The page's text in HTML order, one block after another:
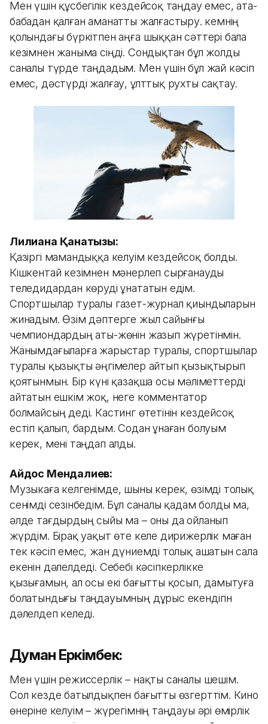
Мен үшін құсбегілік кездейсоқ таңдау емес, ата-
бабадан қалған аманатты жалғастыру. Әкемнің
қолындағы бүркітпен аңға шыққан сәттері бала
кезімнен жаныма сіңді. Сондықтан бұл жолды
саналы түрде таңдадым. Мен үшін бұл жай кәсіп
емес, дәстүрді жалғау, ұлттық рухты сақтау.
Лилиана Қанатқызы:
Қазіргі мамандыққа келуім кездейсоқ болды.
Кішкентай кезімнен мәнерлеп сырғанауды
теледидардан көруді ұнататын едім.
Спортшылар туралы газет-журнал қиындыларын
жинадым. Өзім дәптерге жыл сайынғы
чемпиондардың аты-жөнін жазып жүретінмін.
Жанымдағыларға жарыстар туралы, спортшылар
туралы қызықты әңгімелер айтып қызықтырып
қоятынмын. Бір күні қазақша осы мәліметтерді
айтатын ешкім жоқ, неге комментатор
болмайсың деді. Кастинг өтетінін кездейсоқ
естіп қалып, бардым. Содан ұнаған болуым
керек, мені таңдап алды.
Айдос Мендалиев:
Музыкаға келгенімде, шыны керек, өзімді толық
сенімді сезінбедім. Бұл саналы қадам болды ма,
әлде тағдырдың сыйы ма – оны да ойланып
жүрдім. Бірақ уақыт өте келе дирижерлік маған
тек кәсіп емес, жан дүниемді толық ашатын сала
екенін дәлелдеді. Себебі кәсіпкерлікке
қызығамын, ал осы екі бағытты қосып, дамытуға
болатындығы таңдауымның дұрыс екендігін
дәлелдеп келеді.
Думан Еркімбек:
Мен үшін режиссерлік – нақты саналы шешім.
Сол кезде батылдықпен бағытты өзгерттім. Кино
өнеріне келуім – жүрегімнің таңдауы әрі өмірлік